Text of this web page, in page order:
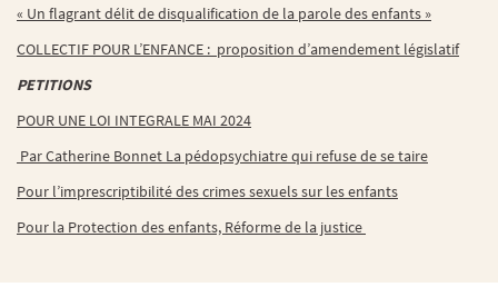
« Un flagrant délit de disqualification de la parole des enfants »
COLLECTIF POUR L’ENFANCE : proposition d’amendement législatif
PETITIONS
POUR UNE LOI INTEGRALE MAI 2024
Par Catherine Bonnet La pédopsychiatre qui refuse de se taire
Pour l’imprescriptibilité des crimes sexuels sur les enfants
Pour la Protection des enfants, Réforme de la justice